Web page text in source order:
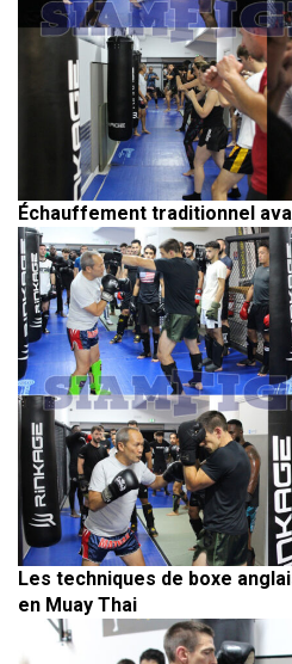
Échauffement traditionnel
Les techniques de boxe
en Muay Thai